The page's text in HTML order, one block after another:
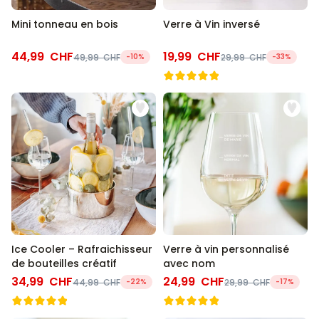
Mini tonneau en bois
44,99 CHF49,99 CHF -10%
Verre à Vin inversé
19,99 CHF29,99 CHF -33%
Ice Cooler – Rafraichisseur
de bouteilles créatif
34,99 CHF44,99 CHF -22%
Verre à vin personnalisé
avec nom
24,99 CHF29,99 CHF -17%